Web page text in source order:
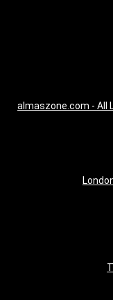
almaszone.com - All